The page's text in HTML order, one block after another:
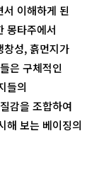
이해하게 된
몽타주에서
창성, 흙먼지가
은 구체적인
들의
감을 조합하여
해 보는 베이징의